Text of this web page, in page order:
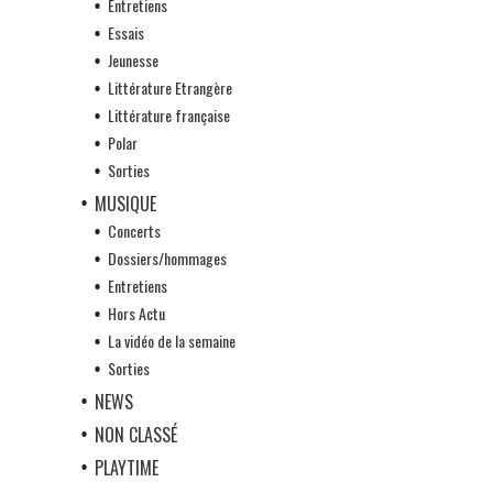
Entretiens
Essais
Jeunesse
Littérature Etrangère
Littérature française
Polar
Sorties
MUSIQUE
Concerts
Dossiers/hommages
Entretiens
Hors Actu
La vidéo de la semaine
Sorties
NEWS
NON CLASSÉ
PLAYTIME